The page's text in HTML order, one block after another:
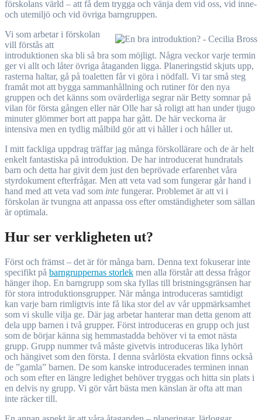
förskolans värld – att få dem trygga och vänja dem vid oss, vid inne-
och utemiljö och vid övriga barngruppen.
Vi som arbetar i förskolan
vill förstås att
introduktionen ska bli så bra som möjligt. Några veckor varje termin
ger vi allt och låter övriga åtaganden ligga. Planeringstid skjuts upp,
rasterna haltar, gå på toaletten får vi göra i nödfall. Vi tar små steg
framåt mot att bygga sammanhållning och rutiner för den nya
gruppen och det känns som ovärderliga segrar när Betty somnar på
vilan för första gången eller när Olle har så roligt att han under tjugo
minuter glömmer bort att pappa har gått. De här veckorna är
intensiva men en tydlig målbild gör att vi håller i och håller ut.
I mitt fackliga uppdrag träffar jag många förskollärare och de är helt
enkelt fantastiska på introduktion. De har introducerat hundratals
barn och detta har givit dem just den beprövade erfarenhet våra
styrdokument efterfrågar. Men att veta vad som fungerar går hand i
hand med att veta vad som inte fungerar. Problemet är att vi i
förskolan är tvungna att anpassa oss efter omständigheter som sällan
är optimala.
Hur ser verkligheten ut?
Först och främst – det är för många barn. Denna text fokuserar inte
specifikt på barngruppernas storlek men alla förstår att dessa frågor
hänger ihop. En barngrupp som ska fyllas till bristningsgränsen har
för stora introduktionsgrupper. När många introduceras samtidigt
kan varje barn rimligtvis inte få lika stor del av vår uppmärksamhet
som vi skulle vilja ge. Där jag arbetar hanterar man detta genom att
dela upp barnen i två grupper. Först introduceras en grupp och just
som de börjar känna sig hemmastadda behöver vi ta emot nästa
grupp. Grupp nummer två måste givetvis introduceras lika lyhört
och hängivet som den första. I denna svårlösta ekvation finns också
de ”gamla” barnen. De som kanske introducerades terminen innan
och som efter en längre ledighet behöver tryggas och hitta sin plats i
en delvis ny grupp. Vi gör vårt bästa men känslan är ofta att man
inte räcker till.